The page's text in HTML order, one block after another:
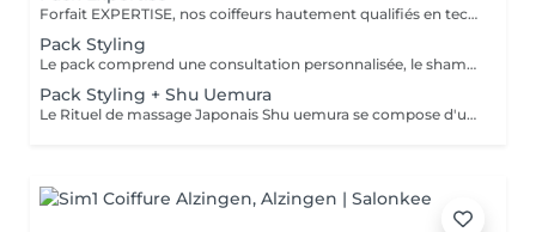
Forfait EXPERTISE, nos coiffeurs hautement qualifiés en technique anglo-saxonne, en formation continu et diplômés d’une académie anglaise à Paris. Vous offre une séance d’une heure avec votre coach en suivi beauté. Ce pack inclus : 1 h de prestation Un diagnostique personnalisé Shampoing spécifique Haircare Conditioner spécifique Produit de coiffage Coupe Styling Produit de finition
Pack Styling
Le pack comprend une consultation personnalisée, le shampooing et le conditionneur spécifiques REDKEN , le séchage et les produits de styling REDKEN * Tarifs à titre indicatifs à confirmer après la consultation personnalisée établit auprès de votre coiffeur/stylist/spécialiste * La direction se réserve le droit d’apporter des modifications pour le bon fonctionnement du salon
Pack Styling + Shu Uemura
Le Rituel de massage Japonais Shu uemura se compose d'un shampooing et d'un soin d'une durée de 30 minutes pour une relaxation une une réparation intense du cheveu et ensuite le pack styling